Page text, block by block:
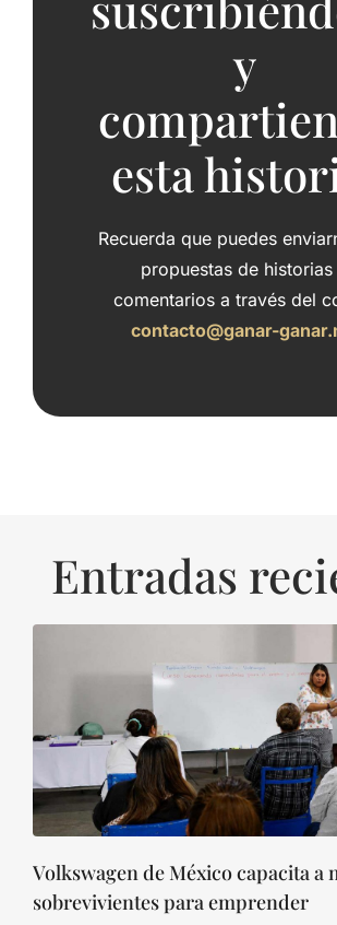
y
esta
Recuerda que puedes
propuestas de
comentarios a través del
contacto@ganar-
Entradas
Volkswagen de México capacita a
sobrevivientes para emprender